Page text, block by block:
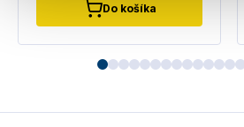
Do košíka